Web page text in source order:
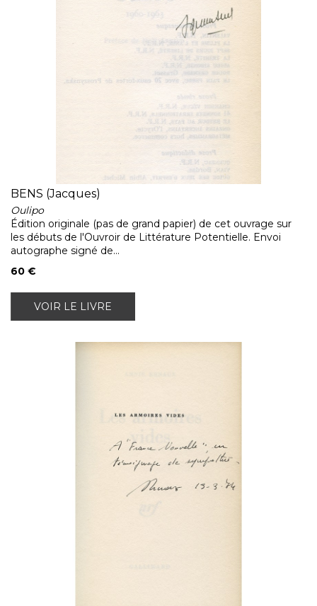
BENS (Jacques)
Oulipo
Édition originale (pas de grand papier) de cet ouvrage sur
les débuts de l'Ouvroir de Littérature Potentielle. Envoi
autographe signé de...
60 €
VOIR LE LIVRE